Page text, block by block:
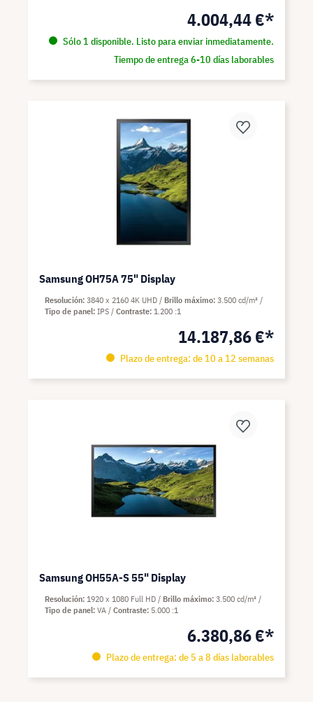
4.004,44 €*
Sólo 1 disponible. Listo para enviar inmediatamente.
Tiempo de entrega 6-10 días laborables
Samsung OH75A 75" Display
14.187,86 €*
Plazo de entrega: de 10 a 12 semanas
Resolución 3840 x 2160 4K UHD Brillo máximo 3.500 cd/m²
Tipo de panel IPS Contraste 1.200 :1
Samsung OH55A-S 55" Display
6.380,86 €*
Plazo de entrega: de 5 a 8 días laborables
Resolución 1920 x 1080 Full HD Brillo máximo 3.500 cd/m²
Tipo de panel VA Contraste 5.000 :1